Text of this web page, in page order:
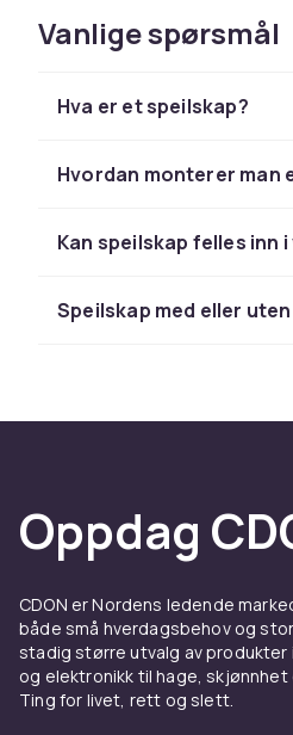
Speilskap finnes i et stort
kompakte
Bredden varierer typisk fra
Velg størrelse ut fra
Innenfor speilskapets
alt fra tannpleie og
barberskraberen. Hyllene
Modeller med integrert
jevnt og behagelig lys rett
utmerket til sminke og
kan sitte rundt hele
oversiden eller integrert i
Velg en modell med riktig
hvitt eller varmt hvitt gir
Montering av speilskap
Vanlige spørsmål
Hva er et speilskap?
Hvordan monterer man
Kan speilskap felles inn
Speilskap med eller
Oppdag
CDON er Nordens ledende
både små hverdagsbehov og
stadig større utvalg av produkter
og elektronikk til hage,
Ting for livet, rett og slett.